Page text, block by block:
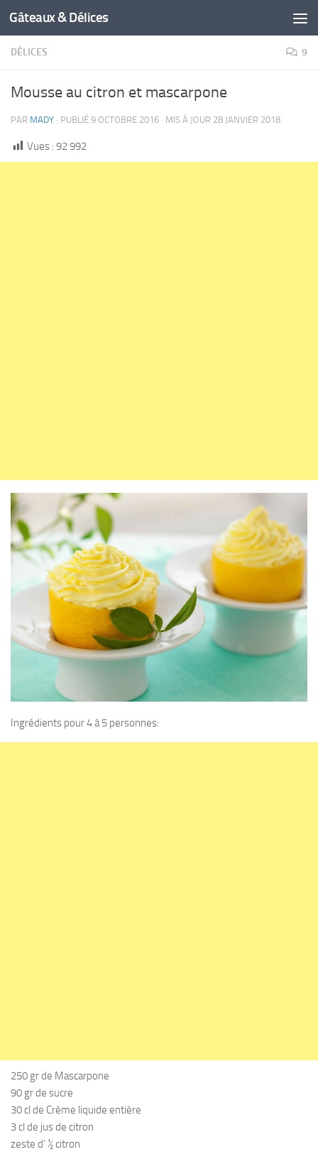
Gâteaux & Délices
DÉLICES 9
Mousse au citron et mascarpone
PAR MADY · PUBLIÉ 9 OCTOBRE 2016 · MIS À JOUR 28 JANVIER 2018
Vues : 92 992
Ingrédients pour 4 à 5 personnes:
250 gr de Mascarpone
90 gr de sucre
30 cl de Crème liquide entière
3 cl de jus de citron
zeste d’ ½ citron